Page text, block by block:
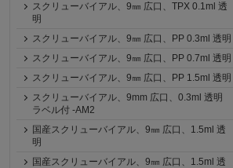
スクリューバイアル、9㎜ 広口、TPX 0.1ml 透
明
スクリューバイアル、9㎜ 広口、PP 0.3ml 透明
スクリューバイアル、9㎜ 広口、PP 0.7ml 透明
スクリューバイアル、9㎜ 広口、PP 1.5ml 透明
スクリューバイアル、9mm 広口、0.3ml 透明
ラベル付 -AM2
国産スクリューバイアル、9㎜ 広口、1.5ml 透
明
国産スクリューバイアル、9㎜ 広口、1.5ml 透